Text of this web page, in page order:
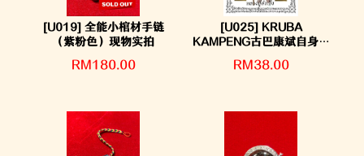
[U019] 全能小棺材手链
（紫粉色）现物实拍
RM180.00
[U025] KRUBA
KAMPENG古巴康斌自身贴
纸
RM38.00